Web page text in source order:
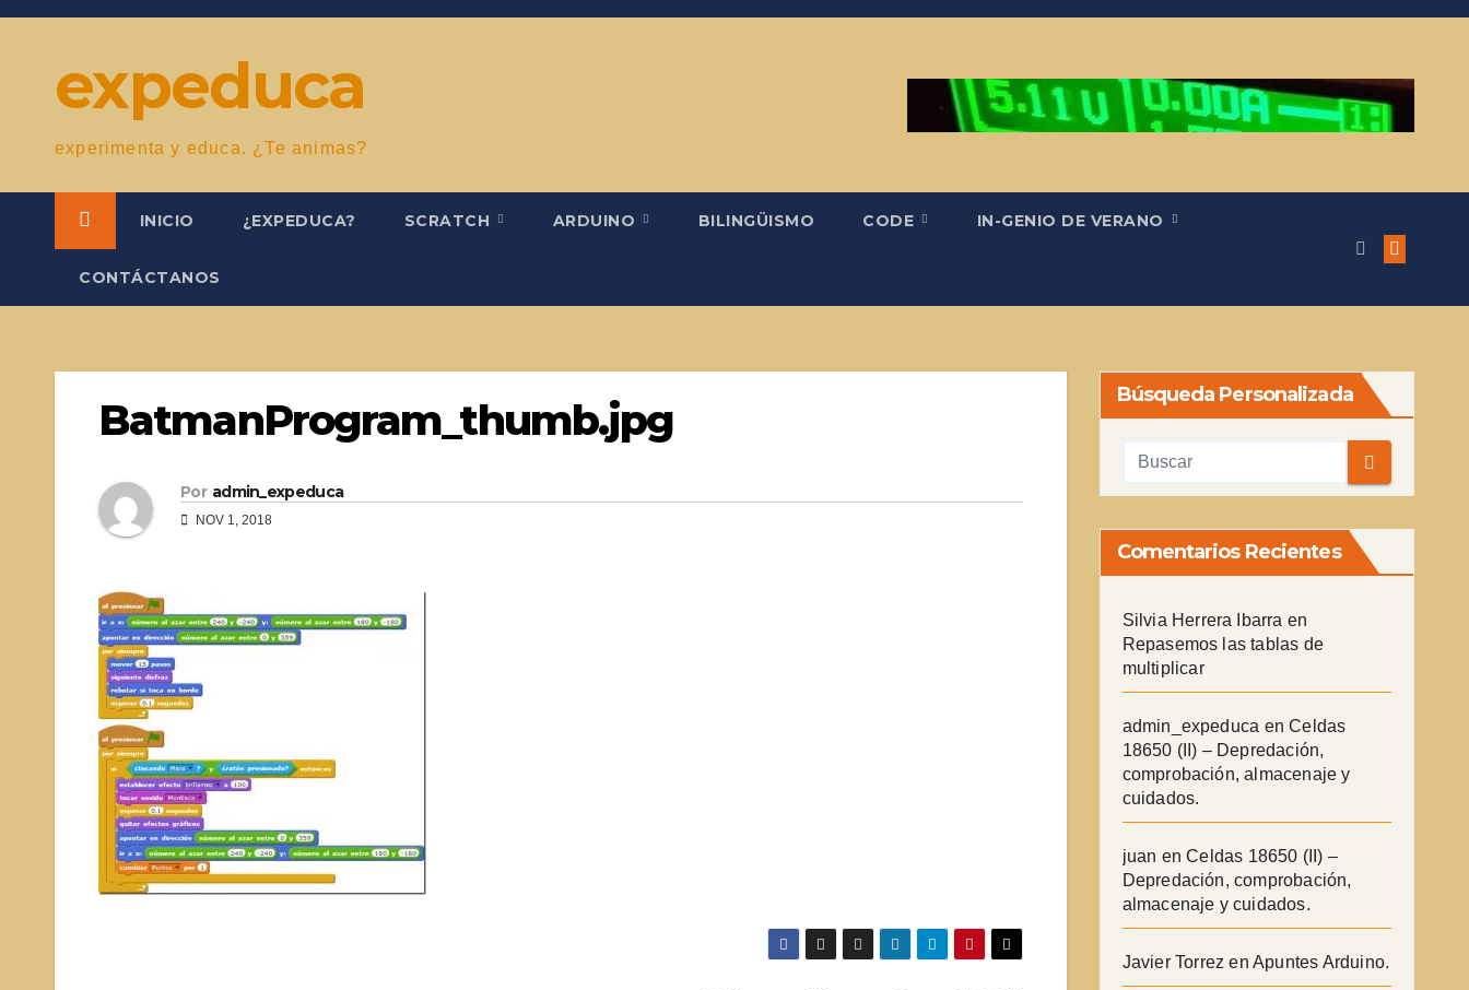
Saltar
contenidoexpeduca
experimenta y educa. ¿Te animas?
INICIO ¿EXPEDUCA? SCRATCH ARDUINO BILINGÜISMO CODE IN-GENIO DE VERANO
CONTÁCTANOS
BatmanProgram_thumb.jpg
Por admin_expeduca
NOV 1, 2018
Búsqueda Personalizada
Comentarios Recientes
Silvia Herrera Ibarra en
Repasemos las tablas de
multiplicar
admin_expeduca enCeldas
18650 (II) – Depredación,
comprobación, almacenaje y
cuidados.
juan enCeldas 18650 (II) –
Depredación, comprobación,
almacenaje y cuidados.
Javier Torrez en Apuntes Arduino.